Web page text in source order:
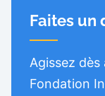
Faites un
Agissez
Fondation